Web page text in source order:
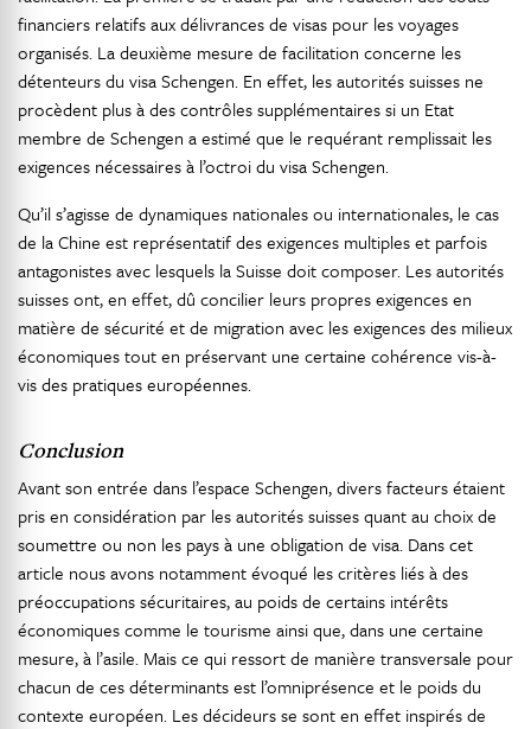
financiers relatifs aux délivrances de visas pour les voyages
organisés. La deuxième mesure de facilitation concerne les
détenteurs du visa Schengen. En effet, les autorités suisses ne
procèdent plus à des contrôles supplémentaires si un Etat
membre de Schengen a estimé que le requérant remplissait les
exigences nécessaires à l’octroi du visa Schengen.
Qu’il s’agisse de dynamiques nationales ou internationales, le cas
de la Chine est représentatif des exigences multiples et parfois
antagonistes avec lesquels la Suisse doit composer. Les autorités
suisses ont, en effet, dû concilier leurs propres exigences en
matière de sécurité et de migration avec les exigences des milieux
économiques tout en préservant une certaine cohérence vis-à-
vis des pratiques européennes.
Conclusion
Avant son entrée dans l’espace Schengen, divers facteurs étaient
pris en considération par les autorités suisses quant au choix de
soumettre ou non les pays à une obligation de visa. Dans cet
article nous avons notamment évoqué les critères liés à des
préoccupations sécuritaires, au poids de certains intérêts
économiques comme le tourisme ainsi que, dans une certaine
mesure, à l’asile. Mais ce qui ressort de manière transversale pour
chacun de ces déterminants est l’omniprésence et le poids du
contexte européen. Les décideurs se sont en effet inspirés de